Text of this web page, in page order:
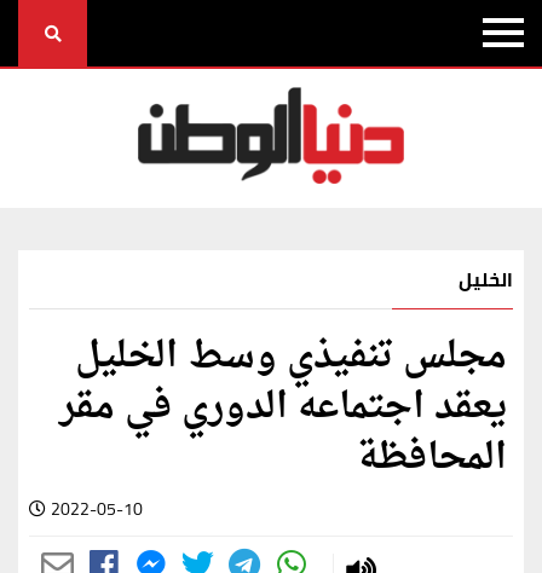
الخليل
مجلس تنفيذي وسط الخليل
يعقد اجتماعه الدوري في مقر
المحافظة
2022-05-10